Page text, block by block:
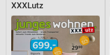
XXXLutz